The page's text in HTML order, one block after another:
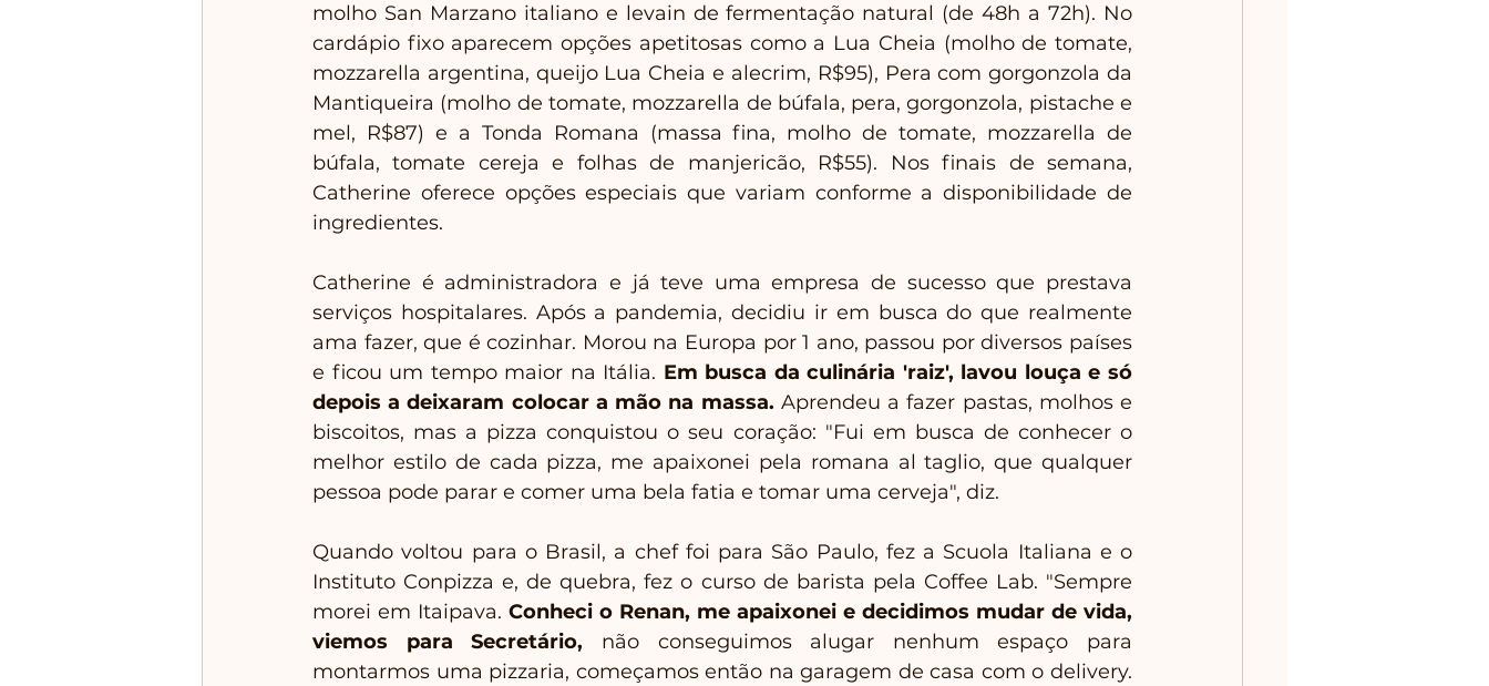
molho San Marzano italiano e levain de fermentação natural (de 48h a 72h). No
cardápio fixo aparecem opções apetitosas como a Lua Cheia (molho de tomate,
mozzarella argentina, queijo Lua Cheia e alecrim, R$95), Pera com gorgonzola da
Mantiqueira (molho de tomate, mozzarella de búfala, pera, gorgonzola, pistache e
mel, R$87) e a Tonda Romana (massa fina, molho de tomate, mozzarella de
búfala, tomate cereja e folhas de manjericão, R$55). Nos finais de semana,
Catherine oferece opções especiais que variam conforme a disponibilidade de
ingredientes.
Catherine é administradora e já teve uma empresa de sucesso que prestava
serviços hospitalares. Após a pandemia, decidiu ir em busca do que realmente
ama fazer, que é cozinhar. Morou na Europa por 1 ano, passou por diversos países
e ficou um tempo maior na Itália. Em busca da culinária 'raiz', lavou louça e só
depois a deixaram colocar a mão na massa. Aprendeu a fazer pastas, molhos e
biscoitos, mas a pizza conquistou o seu coração: "Fui em busca de conhecer o
melhor estilo de cada pizza, me apaixonei pela romana al taglio, que qualquer
pessoa pode parar e comer uma bela fatia e tomar uma cerveja", diz.
Quando voltou para o Brasil, a chef foi para São Paulo, fez a Scuola Italiana e o
Instituto Conpizza e, de quebra, fez o curso de barista pela Coffee Lab. "Sempre
morei em Itaipava. Conheci o Renan, me apaixonei e decidimos mudar de vida,
viemos para Secretário, não conseguimos alugar nenhum espaço para
montarmos uma pizzaria, começamos então na garagem de casa com o delivery.